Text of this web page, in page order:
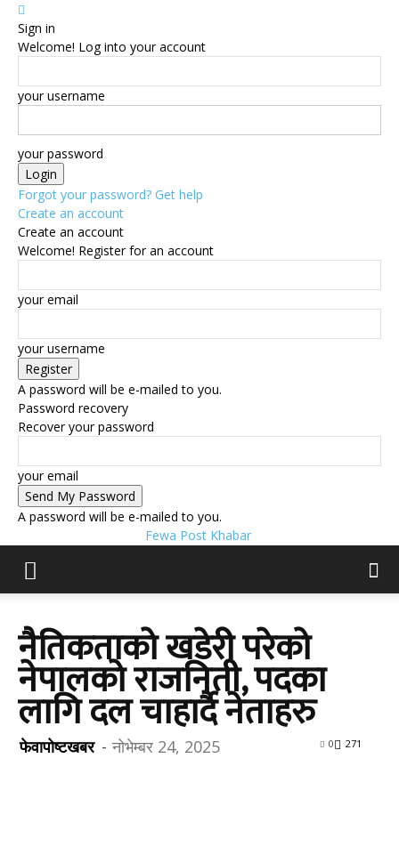
Sign in
Welcome! Log into your account
your username
your password
Forgot your password? Get help
Create an account
Create an account
Welcome! Register for an account
your email
your username
A password will be e-mailed to you.
Password recovery
Recover your password
your email
A password will be e-mailed to you.
Fewa Post Khabar
नैतिकताको खडेरी परेको
नेपालको राजनिती, पदका
लागि दल चाहार्दै नेताहरु
फेवापोष्टखबर - नोभेम्बर 24, 2025 271
0